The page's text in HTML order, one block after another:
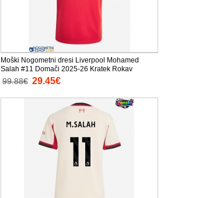
Moški Nogometni dresi Liverpool Mohamed
Salah #11 Domači 2025-26 Kratek Rokav
99.88€ 29.45€